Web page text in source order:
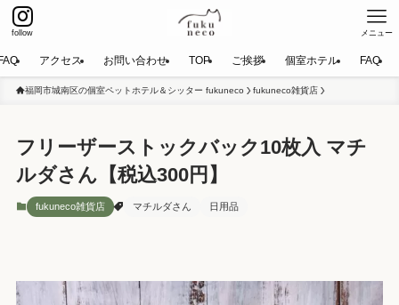
follow メニュー
アクセス お問い合わせ TOP ご挨拶 個室ホテル FAQ
福岡市城南区の個室ペットホテル＆シッター fukuneco fukuneco雑貨店
フリーザーストックバック10枚入 マチ
ルダさん【税込300円】
fukuneco雑貨店 マチルダさん 日用品